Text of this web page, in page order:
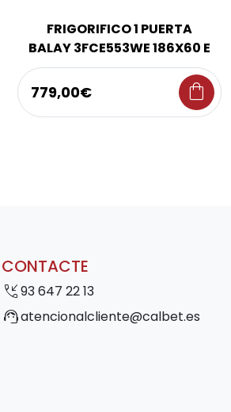
FRIGORIFICO 1 PUERTA
BALAY 3FCE553WE 186X60 E
779,00€ shopping_bag
CONTACTE
phone_callback93 647 22 13
support_agentatencionalcliente@calbet.es